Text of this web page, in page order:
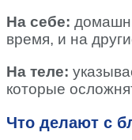
На себе:
время, и на
На теле:
которые
Что делают с